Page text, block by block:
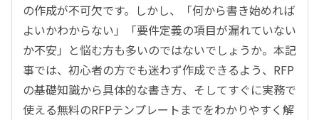
データ分析／BI
ガバナンス／リスク管理
BPR／業務改善
の作成が不可欠です。しかし、「何から書き始めれば
よいかわからない」「要件定義の項目が漏れていない
か不安」と悩む方も多いのではないでしょうか。本記
事では、初心者の方でも迷わず作成できるよう、RFP
の基礎知識から具体的な書き方、そしてすぐに実務で
使える無料のRFPテンプレートまでをわかりやすく解